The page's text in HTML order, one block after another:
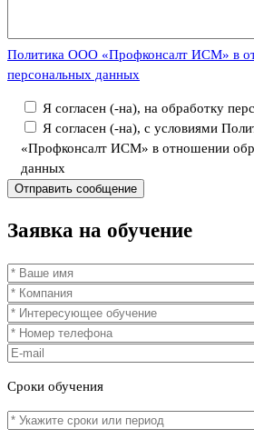
Политика ООО «Профконсалт ИСМ» в
персональных данных
Я согласен (-на), на обработку
Я согласен (-на), с условиями
«Профконсалт ИСМ» в отношении
данных
Заявка на обучение
Сроки обучения